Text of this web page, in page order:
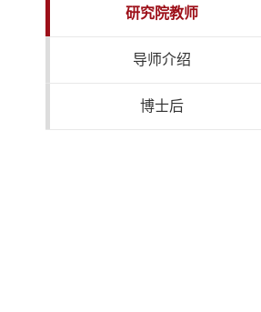
研究院教师
导师介绍
博士后